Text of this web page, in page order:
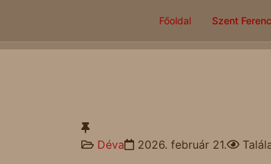
Főoldal Szent
Déva 2026. február 21.